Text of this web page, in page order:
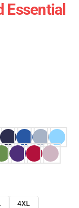
Essential
4XL